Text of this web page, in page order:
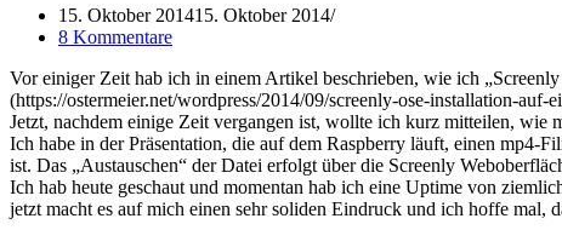
15. Oktober 201415. Oktober 2014
8 Kommentare
Vor einiger Zeit hab ich in einem Artikel beschrieben, wie ich
(https://ostermeier.net/wordpress/2014/09/screenly-ose-installation-auf-
Jetzt, nachdem einige Zeit vergangen ist, wollte ich kurz mitteilen,
Ich habe in der Präsentation, die auf dem Raspberry läuft, einen mp4-
ist. Das „Austauschen“ der Datei erfolgt über die Screenly
Ich hab heute geschaut und momentan hab ich eine Uptime von
jetzt macht es auf mich einen sehr soliden Eindruck und ich hoffe mal,